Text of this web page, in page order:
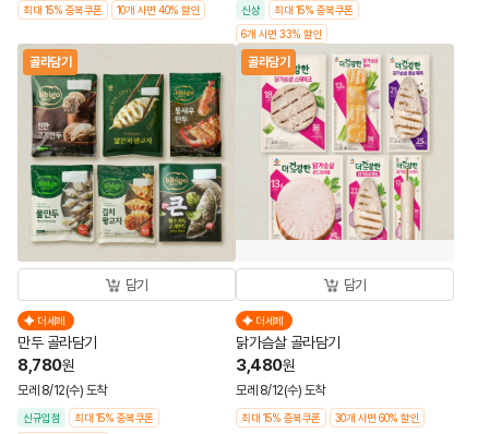
최대 15% 중복쿠폰 10개 사면 40% 할인 신상
최대 15% 중복쿠폰
6개 사면 33% 할인
골라담기
담기
더세페
만두 골라담기
8,780원
모레 8/12(수) 도착
신규입점
최대 15% 중복쿠폰
골라담기
담기
더세페
닭가슴살 골라담기
3,480원
모레 8/12(수) 도착
최대 15% 중복쿠폰 30개 사면 60% 할인